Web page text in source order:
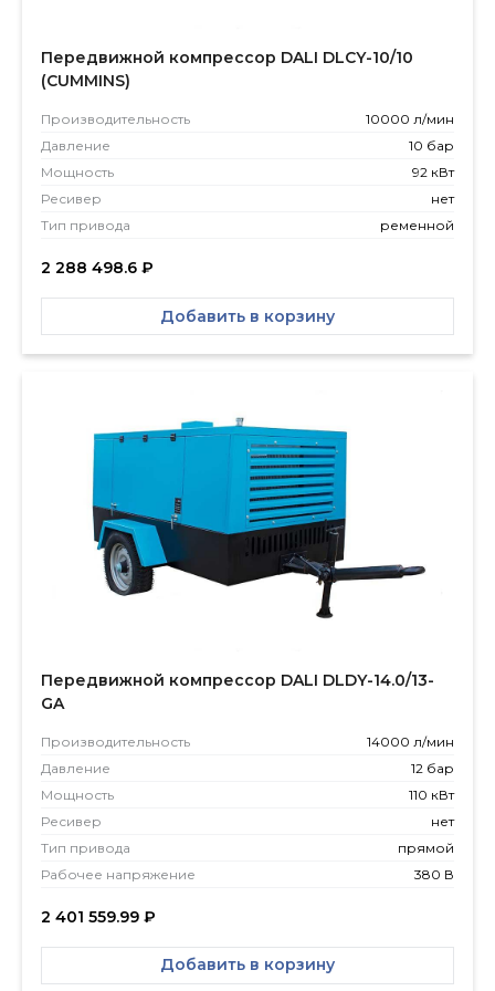
Передвижной компрессор DALI DLCY-10/10
(CUMMINS)
Производитель­ность
10000 л/мин
Давление
10 бар
Мощность
92 кВт
Ресивер
нет
Тип привода
ременной
2 288 498.6 ₽
Добавить в корзину
Передвижной компрессор DALI DLDY-14.0/13-
GA
Производитель­ность
14000 л/мин
Давление
12 бар
Мощность
110 кВт
Ресивер
нет
Тип привода
прямой
Рабочее напряжение
380 В
2 401 559.99 ₽
Добавить в корзину